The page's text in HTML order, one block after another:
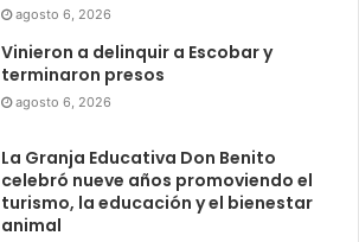
agosto 6, 2026
Vinieron a delinquir a Escobar y
terminaron presos
agosto 6, 2026
La Granja Educativa Don Benito
celebró nueve años promoviendo el
turismo, la educación y el bienestar
animal